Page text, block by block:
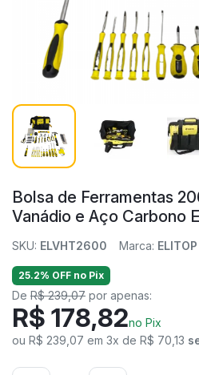
Bolsa de Ferramentas
Vanádio e Aço Carbono
SKU: ELVHT2600 Marca: ELITOP
25.2% OFF no Pix
De R$ 239,07 por apenas:
R$ 178,82no Pix
ou R$ 239,07 em 3x de R$ 70,13